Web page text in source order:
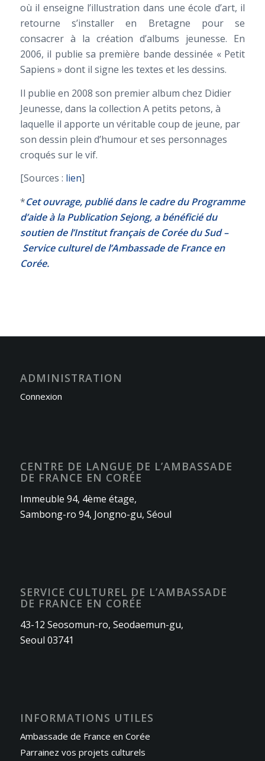
où il enseigne l’illustration dans une école d’art, il
retourne s’installer en Bretagne pour se
consacrer à la création d’albums jeunesse. En
2006, il publie sa première bande dessinée « Petit
Sapiens » dont il signe les textes et les dessins.
Il publie en 2008 son premier album chez Didier
Jeunesse, dans la collection A petits petons, à
laquelle il apporte un véritable coup de jeune, par
son dessin plein d’humour et ses personnages
croqués sur le vif.
[Sources : lien]
*Cet ouvrage, publié dans le cadre du Programme
d’aide à la Publication Sejong, a bénéficié du
soutien de l’Institut français de Corée du Sud –
Service culturel de l’Ambassade de France en
Corée.
ADMINISTRATION
Connexion
CENTRE DE LANGUE DE L’AMBASSADE
DE FRANCE EN CORÉE
Immeuble 94, 4ème étage,
Sambong-ro 94, Jongno-gu, Séoul
SERVICE CULTUREL DE L’AMBASSADE
DE FRANCE EN CORÉE
43-12 Seosomun-ro, Seodaemun-gu,
Seoul 03741
INFORMATIONS UTILES
Ambassade de France en Corée
Parrainez vos projets culturels